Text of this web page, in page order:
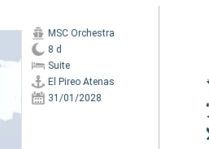
MSC Orchestra
8 d
Suite
El Pireo Atenas
31/01/2028